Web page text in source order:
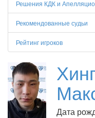
Решения КДК и
Рекомендованные судьи
Рейтинг игроков
Дата